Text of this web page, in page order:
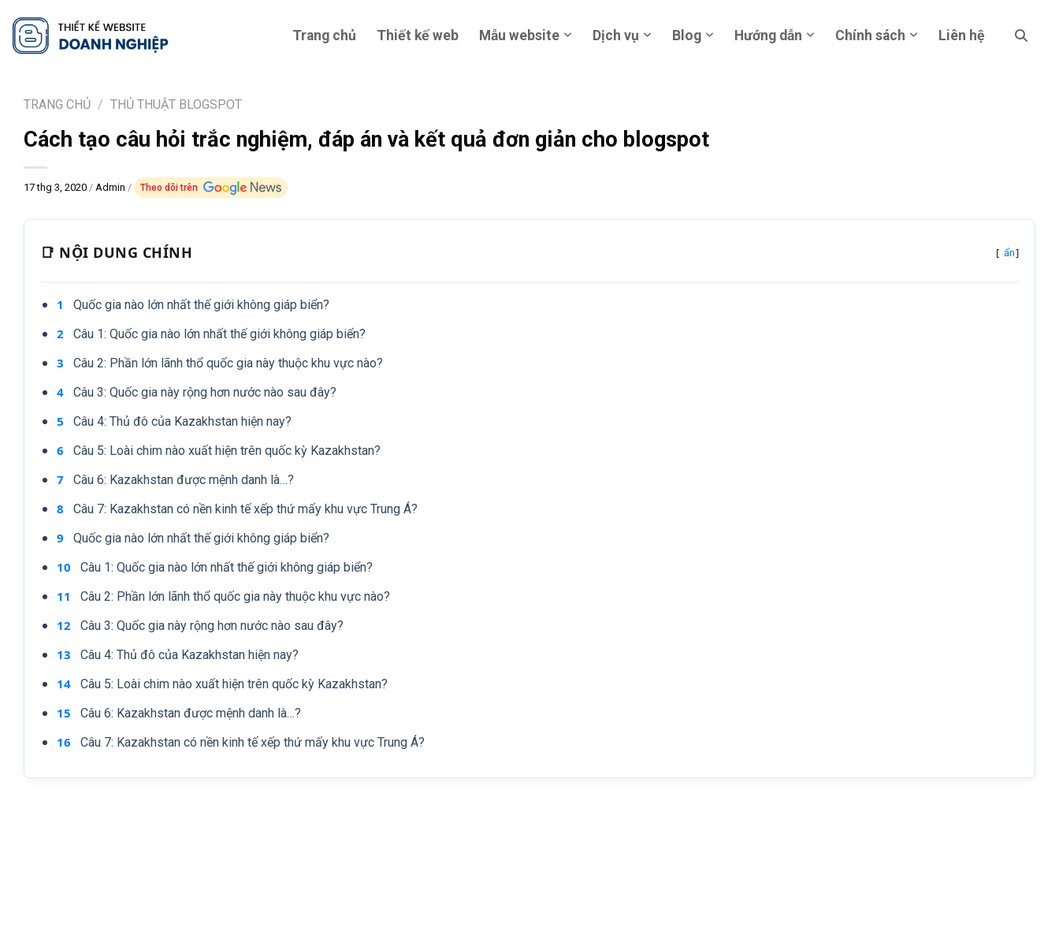
content
Trang chủ Thiết kế web Mẫu website Dịch vụ Blog Hướng dẫn Chính sách Liên hệ
TRANG CHỦ / THỦ THUẬT BLOGSPOT
Cách tạo câu hỏi trắc nghiệm, đáp án và kết quả đơn giản cho blogspot
17 thg 3, 2020 / Admin / Theo dõi trên
📑 NỘI DUNG CHÍNH [ ẩn]
Quốc gia nào lớn nhất thế giới không giáp biển?
Câu 1: Quốc gia nào lớn nhất thế giới không giáp biển?
Câu 2: Phần lớn lãnh thổ quốc gia này thuộc khu vực nào?
Câu 3: Quốc gia này rộng hơn nước nào sau đây?
Câu 4: Thủ đô của Kazakhstan hiện nay?
Câu 5: Loài chim nào xuất hiện trên quốc kỳ Kazakhstan?
Câu 6: Kazakhstan được mệnh danh là…?
Câu 7: Kazakhstan có nền kinh tế xếp thứ mấy khu vực Trung Á?
Quốc gia nào lớn nhất thế giới không giáp biển?
Câu 1: Quốc gia nào lớn nhất thế giới không giáp biển?
Câu 2: Phần lớn lãnh thổ quốc gia này thuộc khu vực nào?
Câu 3: Quốc gia này rộng hơn nước nào sau đây?
Câu 4: Thủ đô của Kazakhstan hiện nay?
Câu 5: Loài chim nào xuất hiện trên quốc kỳ Kazakhstan?
Câu 6: Kazakhstan được mệnh danh là…?
Câu 7: Kazakhstan có nền kinh tế xếp thứ mấy khu vực Trung Á?